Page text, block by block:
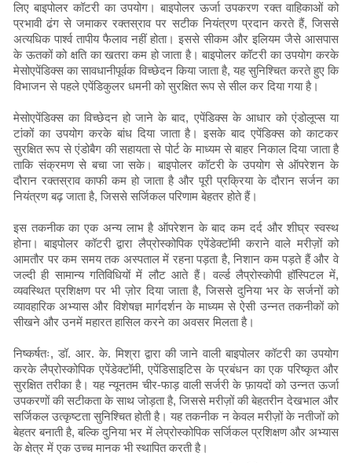
लिए बाइपोलर कॉटरी का उपयोग। बाइपोलर ऊर्जा उपकरण रक्त वाहिकाओं को
प्रभावी ढंग से जमाकर रक्तस्राव पर सटीक नियंत्रण प्रदान करते हैं, जिससे
अत्यधिक पार्श्व तापीय फैलाव नहीं होता। इससे सीकम और इलियम जैसे आसपास
के ऊतकों को क्षति का खतरा कम हो जाता है। बाइपोलर कॉटरी का उपयोग करके
मेसोएपेंडिक्स का सावधानीपूर्वक विच्छेदन किया जाता है, यह सुनिश्चित करते हुए कि
विभाजन से पहले एपेंडिकुलर धमनी को सुरक्षित रूप से सील कर दिया गया है।
मेसोएपेंडिक्स का विच्छेदन हो जाने के बाद, एपेंडिक्स के आधार को एंडोलूप्स या
टांकों का उपयोग करके बांध दिया जाता है। इसके बाद एपेंडिक्स को काटकर
सुरक्षित रूप से एंडोबैग की सहायता से पोर्ट के माध्यम से बाहर निकाल दिया जाता है
ताकि संक्रमण से बचा जा सके। बाइपोलर कॉटरी के उपयोग से ऑपरेशन के
दौरान रक्तस्राव काफी कम हो जाता है और पूरी प्रक्रिया के दौरान सर्जन का
नियंत्रण बढ़ जाता है, जिससे सर्जिकल परिणाम बेहतर होते हैं।
इस तकनीक का एक अन्य लाभ है ऑपरेशन के बाद कम दर्द और शीघ्र स्वस्थ
होना। बाइपोलर कॉटरी द्वारा लैप्रोस्कोपिक एपेंडेक्टॉमी कराने वाले मरीज़ों को
आमतौर पर कम समय तक अस्पताल में रहना पड़ता है, निशान कम पड़ते हैं और वे
जल्दी ही सामान्य गतिविधियों में लौट आते हैं। वर्ल्ड लैप्रोस्कोपी हॉस्पिटल में,
व्यवस्थित प्रशिक्षण पर भी ज़ोर दिया जाता है, जिससे दुनिया भर के सर्जनों को
व्यावहारिक अभ्यास और विशेषज्ञ मार्गदर्शन के माध्यम से ऐसी उन्नत तकनीकों को
सीखने और उनमें महारत हासिल करने का अवसर मिलता है।
निष्कर्षतः, डॉ. आर. के. मिश्रा द्वारा की जाने वाली बाइपोलर कॉटरी का उपयोग
करके लैप्रोस्कोपिक एपेंडेक्टॉमी, एपेंडिसाइटिस के प्रबंधन का एक परिष्कृत और
सुरक्षित तरीका है। यह न्यूनतम चीर-फाड़ वाली सर्जरी के फ़ायदों को उन्नत ऊर्जा
उपकरणों की सटीकता के साथ जोड़ता है, जिससे मरीज़ों की बेहतरीन देखभाल और
सर्जिकल उत्कृष्टता सुनिश्चित होती है। यह तकनीक न केवल मरीज़ों के नतीजों को
बेहतर बनाती है, बल्कि दुनिया भर में लेप्रोस्कोपिक सर्जिकल प्रशिक्षण और अभ्यास
के क्षेत्र में एक उच्च मानक भी स्थापित करती है।